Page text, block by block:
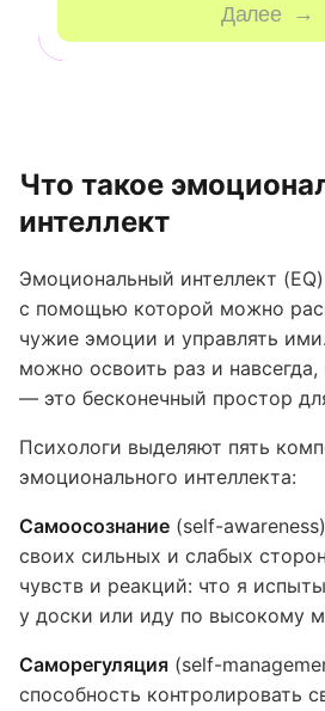
Что такое
интеллект
Эмоциональный интеллект
с помощью которой можно
чужие эмоции и управлять
можно освоить раз и
— это бесконечный простор
Психологи выделяют пять
эмоционального интеллекта:
Самоосознание (self-
своих сильных и слабых
чувств и реакций: что я
у доски или иду по высокому
Саморегуляция (self-
способность контролировать